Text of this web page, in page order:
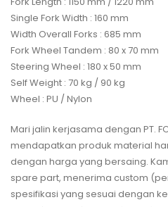
Single Fork Width : 160 mm
Width Overall Forks : 685 mm
Fork Wheel Tandem : 80 x 70 mm
Steering Wheel : 180 x 50 mm
Self Weight : 70 kg / 90 kg
Wheel : PU / Nylon
Mari jalin kerjasama dengan PT.
mendapatkan produk material
dengan harga yang bersaing.
spare part, menerima custom
spesifikasi yang sesuai dengan